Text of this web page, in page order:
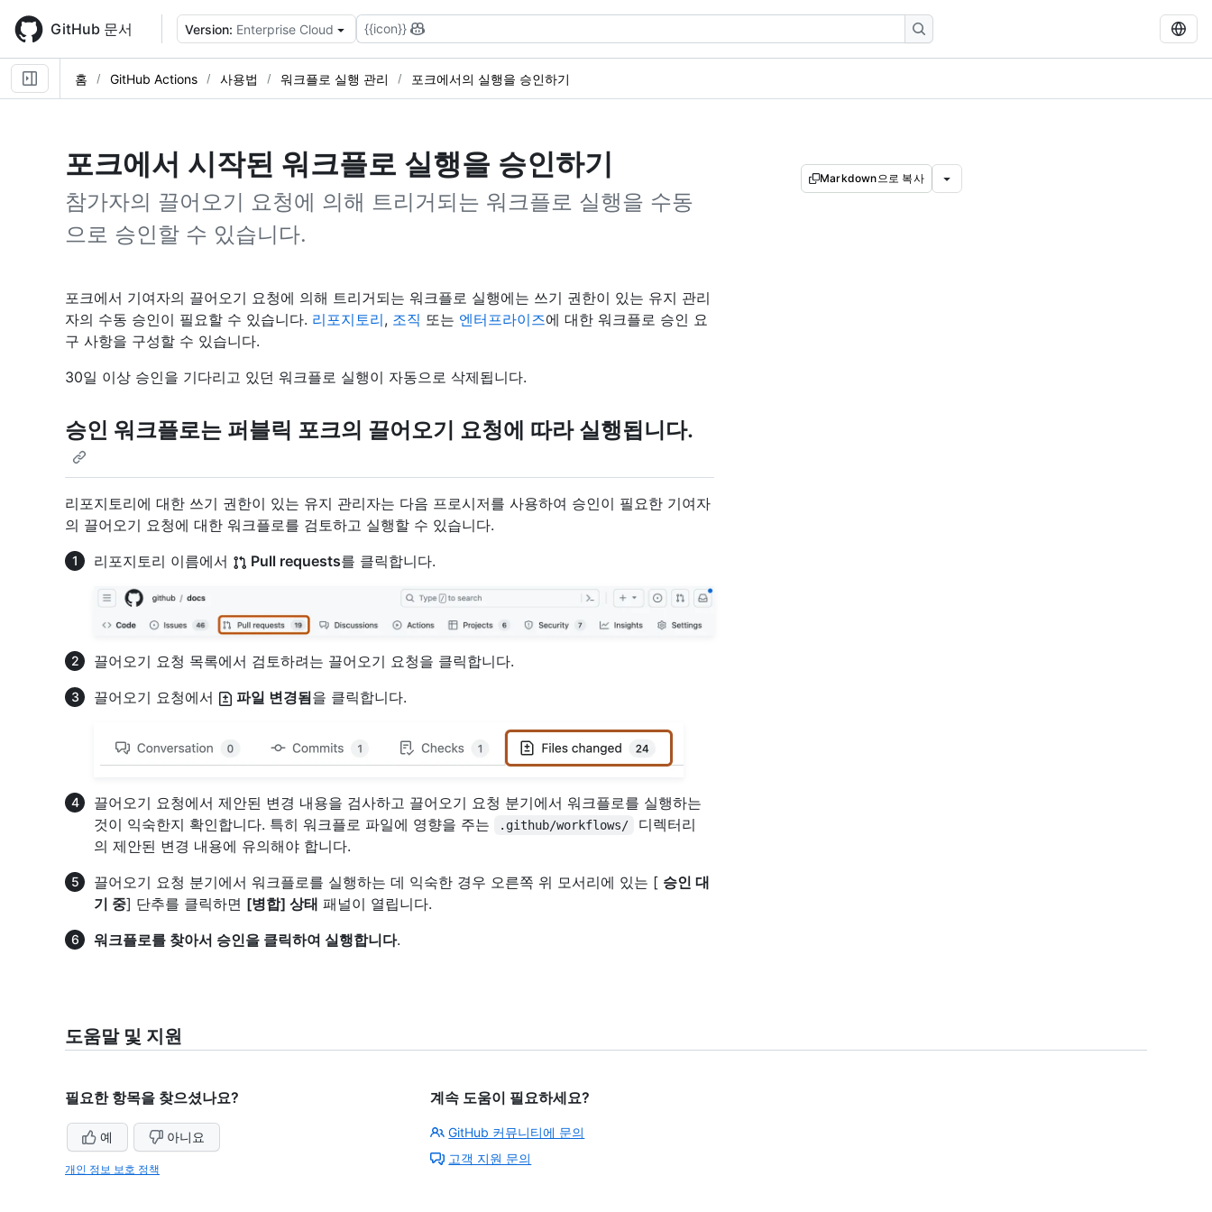
main
content
GitHub 문서 Version: Enterprise Cloud {{icon}}
홈 GitHub Actions 사용법 워크플로 실행 관리 포크에서의 실행을 승인하기
포크에서 시작된 워크플로 실행을 승인하기
참가자의 끌어오기 요청에 의해 트리거되는 워크플로 실행을 수동
으로 승인할 수 있습니다.
Markdown으로 복사
포크에서 기여자의 끌어오기 요청에 의해 트리거되는 워크플로 실행에는 쓰기 권한이 있는 유지 관리
자의 수동 승인이 필요할 수 있습니다. 리포지토리, 조직 또는 엔터프라이즈에 대한 워크플로 승인 요
구 사항을 구성할 수 있습니다.
30일 이상 승인을 기다리고 있던 워크플로 실행이 자동으로 삭제됩니다.
승인 워크플로는 퍼블릭 포크의 끌어오기 요청에 따라 실행됩니다.
리포지토리에 대한 쓰기 권한이 있는 유지 관리자는 다음 프로시저를 사용하여 승인이 필요한 기여자
의 끌어오기 요청에 대한 워크플로를 검토하고 실행할 수 있습니다.
리포지토리 이름에서
Pull requests를 클릭합니다.
끌어오기 요청 목록에서 검토하려는 끌어오기 요청을 클릭합니다.
끌어오기 요청에서
파일 변경됨을 클릭합니다.
끌어오기 요청에서 제안된 변경 내용을 검사하고 끌어오기 요청 분기에서 워크플로를 실행하는
것이 익숙한지 확인합니다. 특히 워크플로 파일에 영향을 주는
.github/workflows/
디렉터리
의 제안된 변경 내용에 유의해야 합니다.
끌어오기 요청 분기에서 워크플로를 실행하는 데 익숙한 경우 오른쪽 위 모서리에 있는 [ 승인 대
기 중] 단추를 클릭하면 [병합] 상태 패널이 열립니다.
워크플로를 찾아서 승인을 클릭하여 실행합니다.
도움말 및 지원
필요한 항목을 찾으셨나요?
예 아니요
개인 정보 보호 정책
계속 도움이 필요하세요?
GitHub 커뮤니티에 문의
고객 지원 문의